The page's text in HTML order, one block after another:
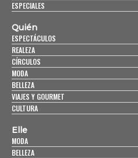
ESPECIALES
Quién
ESPECTÁCULOS
REALEZA
CÍRCULOS
MODA
BELLEZA
VIAJES Y GOURMET
CULTURA
Elle
MODA
BELLEZA